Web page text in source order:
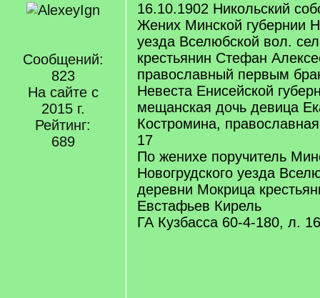
Сообщений:
823
На сайте с
2015 г.
Рейтинг:
689
16.10.1902 Никольский
Жених Минской губернии
уезда Вселюбской вол.
крестьянин Стефан
православный первым
Невеста Енисейской
мещанская дочь девица
Костромина,
17
По женихе поручитель
Новогрудского уезда
деревни Мокрица
Евстафьев Кирель
ГА Кузбасса 60-4-180, л.